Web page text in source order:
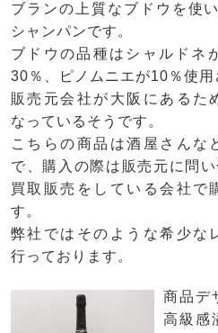
ブランの上質なブドウを使
シャンパンです。
ブドウの品種はシャルドネ
30％、ピノムニエが10％使用
販売元会社が大阪にあるた
なっているそうです。
こちらの商品は酒屋さんな
で、購入の際は販売元に問
買取販売をしている会社で
す。
弊社ではそのような希少な
行っております。
商品デ
高級感